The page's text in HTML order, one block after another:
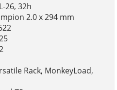
26, 32h
2.0 x 294 mm
Rack, MonkeyLoad,